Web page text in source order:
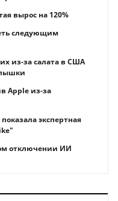
вырос на 120%
следующим
из-за салата в США
Apple из-за
экспертная
отключении ИИ